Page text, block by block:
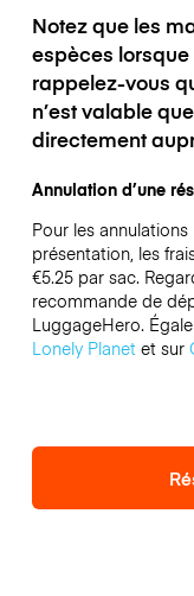
Notez que les
espèces
rappelez-vous
n’est valable
directement
Annulation d’une
Pour les
présentation, les
€5.25 par sac.
recommande de
LuggageHero.
Lonely Planetet sur